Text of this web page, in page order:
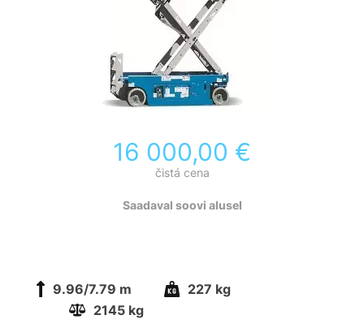
16 000,00 €
čistá cena
Saadaval soovi alusel
9.96/7.79 m
227 kg
2145 kg